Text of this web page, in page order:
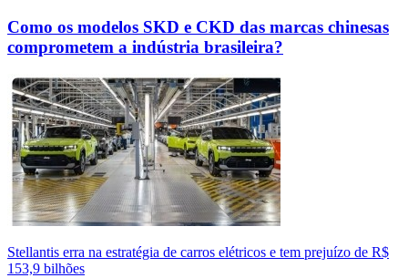
Como os modelos SKD e CKD das marcas chinesas
comprometem a indústria brasileira?
Stellantis erra na estratégia de carros elétricos e tem prejuízo de R$
153,9 bilhões